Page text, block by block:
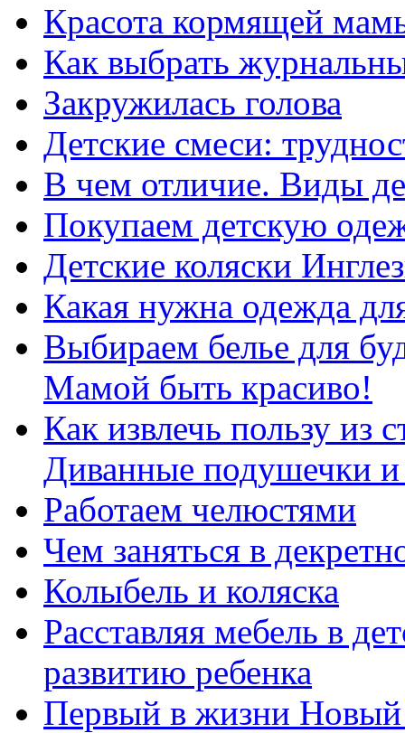
Красота кормящей
Как выбрать
Закружилась голова
Детские смеси:
В чем отличие. Виды
Покупаем детскую
Детские коляски
Какая нужна одежда
Выбираем белье для
Мамой быть красиво!
Как извлечь пользу из
Диванные подушечки
Работаем челюстями
Чем заняться в
Колыбель и коляска
Расставляя мебель в
развитию ребенка
Первый в жизни Новый